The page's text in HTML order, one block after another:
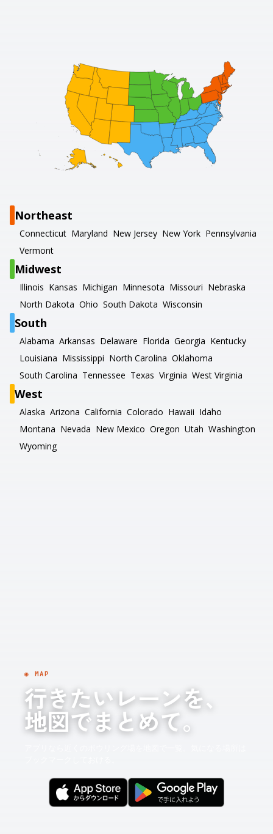
Northeast
Connecticut Maryland New Jersey New York Pennsylvania
Vermont
Midwest
Illinois Kansas Michigan Minnesota Missouri Nebraska
North Dakota Ohio South Dakota Wisconsin
South
Alabama Arkansas Delaware Florida Georgia Kentucky
Louisiana Mississippi North Carolina Oklahoma
South Carolina Tennessee Texas Virginia West Virginia
West
Alaska Arizona California Colorado Hawaii Idaho
Montana Nevada New Mexico Oregon Utah Washington
Wyoming
◉ MAP
行きたいレーンを、
地図でまとめて。